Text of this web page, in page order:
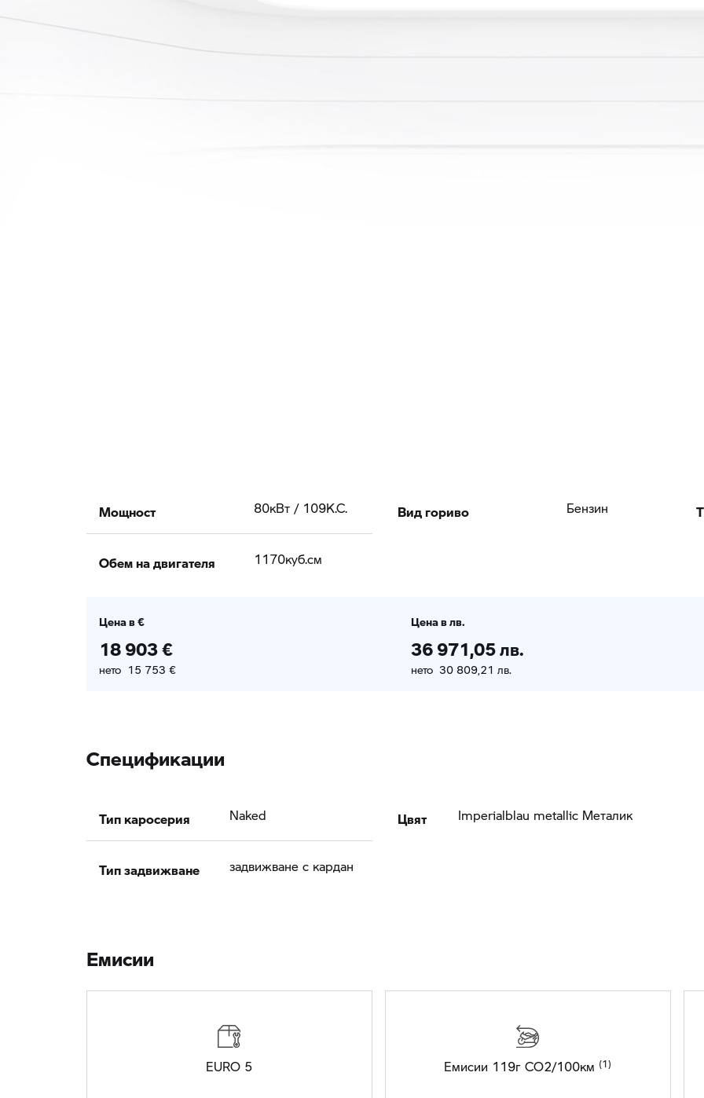
Мощност 80кВт / 109К.С.
Обем на двигателя 1170куб.cм
Вид гориво Бензин
Цена в €
18 903 €
нето 15 753 €
Цена в лв.
36 971,05 лв.
нето 30 809,21 лв.
Спецификации
Тип каросерия Naked
Тип задвижване задвижване с кардан
Цвят Imperialblau metallic Meталик
Eмисии
EURO 5 Емисии 119г CO2/100км